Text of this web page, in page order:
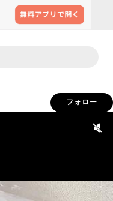
フォロー